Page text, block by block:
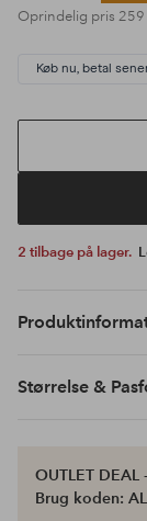
Oprindelig pris 259
Køb nu, betal
2 tilbage på lager.
Størrelse &
OUTLET
Brug koden: